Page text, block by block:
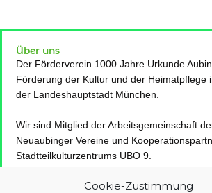
Cookie-Zustimmung
Über uns
Der Förderverein 1000 Jahre Urkunde
Förderung der Kultur und der Heimatpflege
der Landeshauptstadt München.
Wir sind Mitglied der Arbeitsgemeinschaft
Neuaubinger Vereine und
Stadtteilkulturzentrums UBO 9.